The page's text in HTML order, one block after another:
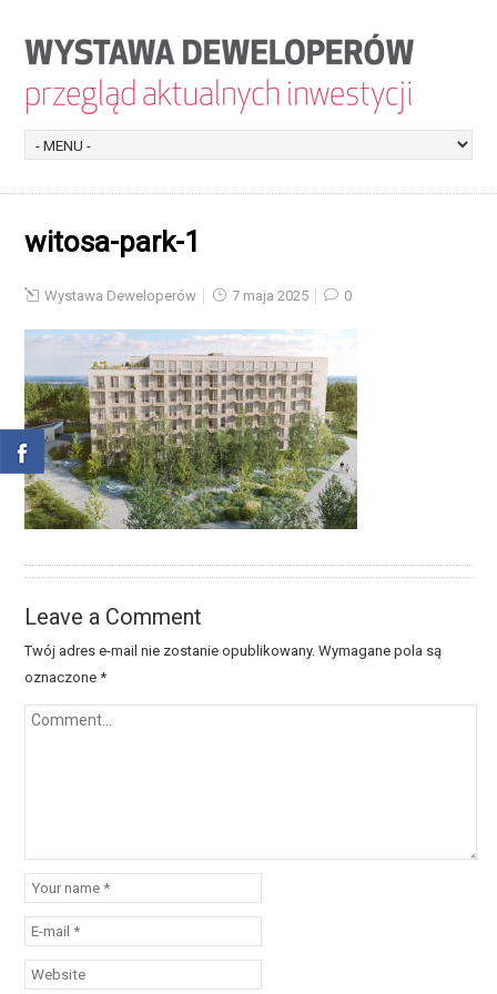
witosa-park-1
Wystawa Deweloperów 7 maja 2025 0
Leave a Comment
Twój adres e-mail nie zostanie opublikowany. Wymagane pola są
oznaczone*